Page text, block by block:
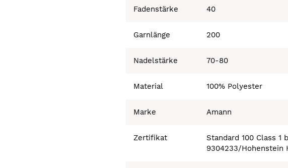
Fadenstärke 40
Garnlänge 200
Nadelstärke 70-80
Material 100% Polyester
Marke Amann
Zertifikat
Standard 100 Class 1
9304233/Hohenstein